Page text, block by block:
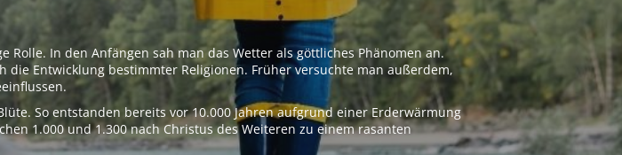
In den Anfängen sah man das Wetter als göttliches Phänomen an.
Entwicklung bestimmter Religionen. Früher versuchte man außerdem,
So entstanden bereits vor 10.000 Jahren aufgrund einer Erderwärmung
1.000 und 1.300 nach Christus des Weiteren zu einem rasanten